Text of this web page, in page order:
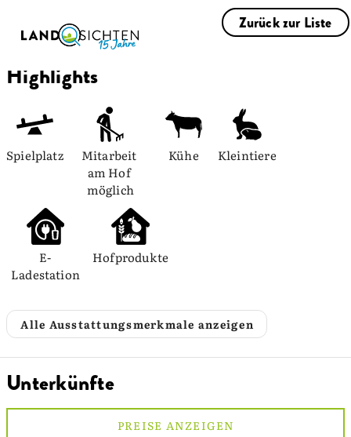
Zurück zur Liste
Highlights
Spielplatz
Mitarbeit
am Hof
möglich
Kühe Kleintiere
E-
Ladestation
Hofprodukte
Alle Ausstattungsmerkmale anzeigen
Unterkünfte
PREISE ANZEIGEN